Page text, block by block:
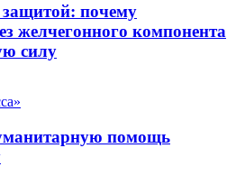
почему
желчегонного компонента
силу
помощь